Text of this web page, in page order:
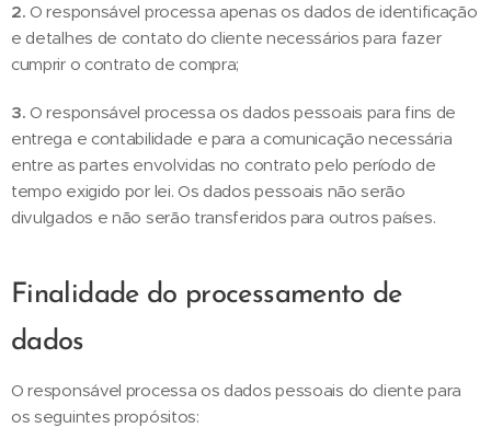
2. O responsável processa apenas os dados de identificação
e detalhes de contato do cliente necessários para fazer
cumprir o contrato de compra;
3. O responsável processa os dados pessoais para fins de
entrega e contabilidade e para a comunicação necessária
entre as partes envolvidas no contrato pelo período de
tempo exigido por lei. Os dados pessoais não serão
divulgados e não serão transferidos para outros países.
Finalidade do processamento de
dados
O responsável processa os dados pessoais do cliente para
os seguintes propósitos: